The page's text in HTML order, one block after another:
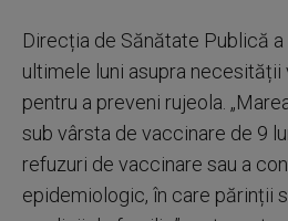
Direcția de Sănătate Publică
ultimele luni asupra
pentru a preveni rujeola.
sub vârsta de vaccinare de 9
refuzuri de vaccinare sau a
epidemiologic, în care părinții